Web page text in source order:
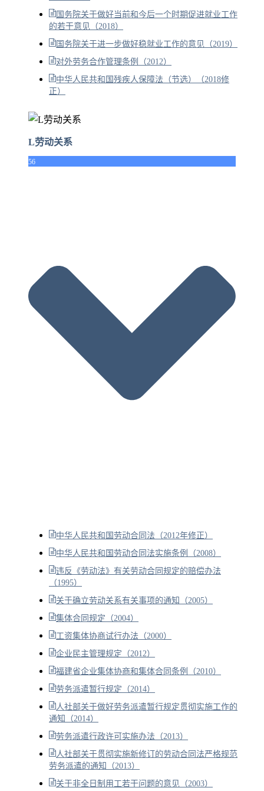
国务院关于做好当前和今后一个时期促进就业工作
的若干意见（2018）
国务院关于进一步做好稳就业工作的意见（2019）
对外劳务合作管理条例（2012）
中华人民共和国残疾人保障法（节选）（2018修
正）
L劳动关系
56
中华人民共和国劳动合同法（2012年修正）
中华人民共和国劳动合同法实施条例（2008）
违反《劳动法》有关劳动合同规定的赔偿办法
（1995）
关于确立劳动关系有关事项的通知（2005）
集体合同规定（2004）
工资集体协商试行办法（2000）
企业民主管理规定（2012）
福建省企业集体协商和集体合同条例（2010）
劳务派遣暂行规定（2014）
人社部关于做好劳务派遣暂行规定贯彻实施工作的
通知（2014）
劳务派遣行政许可实施办法（2013）
人社部关于贯彻实施新修订的劳动合同法严格规范
劳务派遣的通知（2013）
关于非全日制用工若干问题的意见（2003）